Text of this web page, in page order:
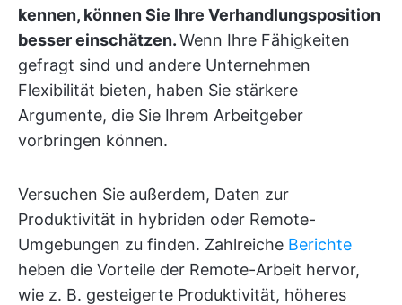
kennen, können Sie Ihre Verhandlungsposition
besser einschätzen.Wenn Ihre Fähigkeiten
gefragt sind und andere Unternehmen
Flexibilität bieten, haben Sie stärkere
Argumente, die Sie Ihrem Arbeitgeber
vorbringen können.
Versuchen Sie außerdem, Daten zur
Produktivität in hybriden oder Remote-
Umgebungen zu finden. Zahlreiche Berichte
heben die Vorteile der Remote-Arbeit hervor,
wie z. B. gesteigerte Produktivität, höheres